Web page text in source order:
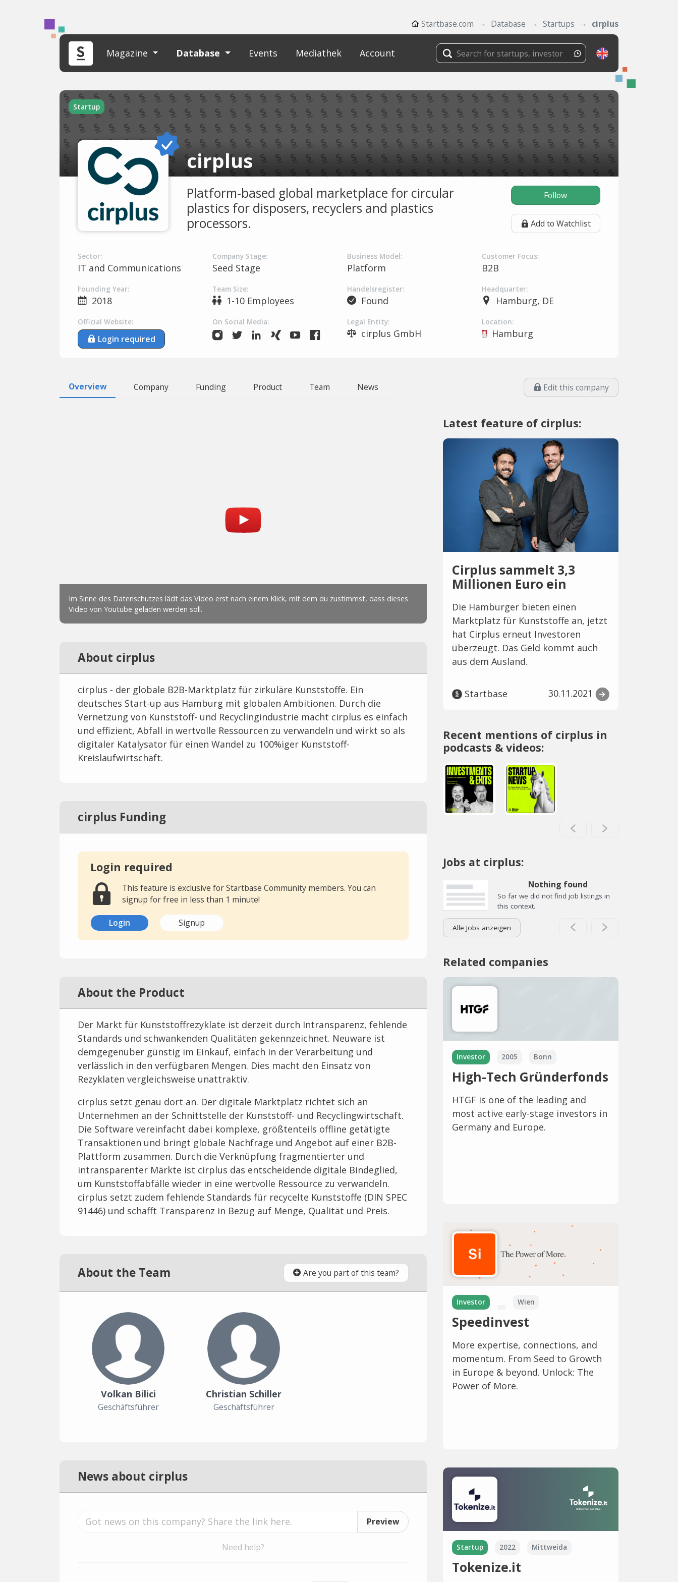
Startbase.com Database Startups cirplus
Magazine Database Events Mediathek Account
Startup
cirplus
Platform-based global marketplace for circular
plastics for disposers, recyclers and plastics
processors.
Follow
Add to Watchlist
Sector:
IT and Communications
Company Stage:
Seed Stage
Business Model:
Platform
Customer Focus:
B2B
Founding Year:
2018
Team Size:
1-10 Employees
Handelsregister:
Found
Headquarter:
Hamburg, DE
Official Website:
Login required
On Social Media: Legal Entity:
cirplus GmbH
Location:
Hamburg
Overview Company Funding Product Team News Edit this company
About cirplus
cirplus - der globale B2B-Marktplatz für zirkuläre Kunststoffe. Ein
deutsches Start-up aus Hamburg mit globalen Ambitionen. Durch die
Vernetzung von Kunststoff- und Recyclingindustrie macht cirplus es einfach
und effizient, Abfall in wertvolle Ressourcen zu verwandeln und wirkt so als
digitaler Katalysator für einen Wandel zu 100%iger Kunststoff-
Kreislaufwirtschaft.
cirplus Funding
Login required
This feature is exclusive for Startbase Community members. You can
signup for free in less than 1 minute!
Login Signup
About the Product
Der Markt für Kunststoffrezyklate ist derzeit durch Intransparenz, fehlende
Standards und schwankenden Qualitäten gekennzeichnet. Neuware ist
demgegenüber günstig im Einkauf, einfach in der Verarbeitung und
verlässlich in den verfügbaren Mengen. Dies macht den Einsatz von
Rezyklaten vergleichsweise unattraktiv.
cirplus setzt genau dort an. Der digitale Marktplatz richtet sich an
Unternehmen an der Schnittstelle der Kunststoff- und Recyclingwirtschaft.
Die Software vereinfacht dabei komplexe, größtenteils offline getätigte
Transaktionen und bringt globale Nachfrage und Angebot auf einer B2B-
Plattform zusammen. Durch die Verknüpfung fragmentierter und
intransparenter Märkte ist cirplus das entscheidende digitale Bindeglied,
um Kunststoffabfälle wieder in eine wertvolle Ressource zu verwandeln.
cirplus setzt zudem fehlende Standards für recycelte Kunststoffe (DIN SPEC
91446) und schafft Transparenz in Bezug auf Menge, Qualität und Preis.
About the Team Are you part of this team?
Volkan Bilici
Geschäftsführer
Christian Schiller
Geschäftsführer
News about cirplus
Preview
Need help?
Latest feature of cirplus:
Cirplus sammelt 3,3
Millionen Euro ein
Die Hamburger bieten einen
Marktplatz für Kunststoffe an, jetzt
hat Cirplus erneut Investoren
überzeugt. Das Geld kommt auch
aus dem Ausland.
Startbase 30.11.2021
Recent mentions of cirplus in
podcasts & videos:
Jobs at cirplus:
Nothing found
So far we did not find job listings in
this context.
Alle Jobs anzeigen
Related companies
Investor 2005 Bonn
High-Tech Gründerfonds
HTGF is one of the leading and
most active early-stage investors in
Germany and Europe.
Investor Wien
Speedinvest
More expertise, connections, and
momentum. From Seed to Growth
in Europe & beyond. Unlock: The
Power of More.
Startup 2022 Mittweida
Tokenize.it